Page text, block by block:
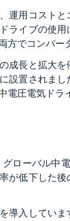
運用コスト
イブの使用
でコンバー
成長と拡大
設置されま
圧電気ドラ
ローバル中
が低下した
導入してい